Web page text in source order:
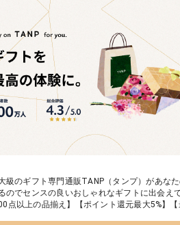
級のギフト専門通販TANP（タンプ）があな
のでセンスの良いおしゃれなギフトに出会え
点以上の品揃え】【ポイント還元最大5%】【